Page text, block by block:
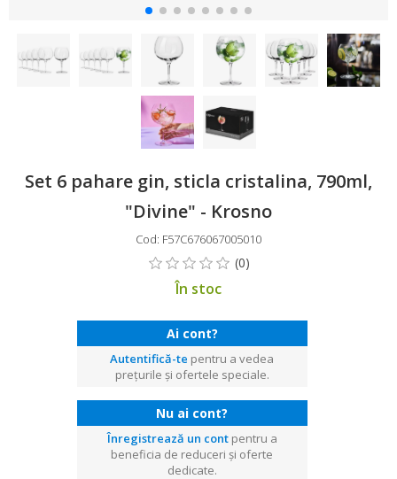
Set 6 pahare gin, sticla cristalina, 790ml,
"Divine" - Krosno
Cod: F57C676067005010
În stoc
Ai cont?
Autentifică-te pentru a vedea
prețurile și ofertele speciale.
Nu ai cont?
Înregistrează un contpentru a
beneficia de reduceri și oferte
dedicate.